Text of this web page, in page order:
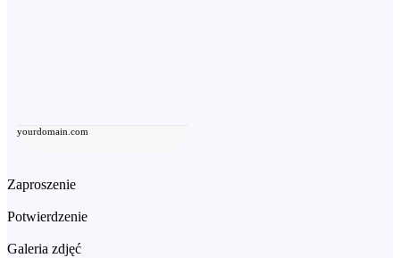
yourdomain.com
Zaproszenie
Potwierdzenie
Galeria zdjęć